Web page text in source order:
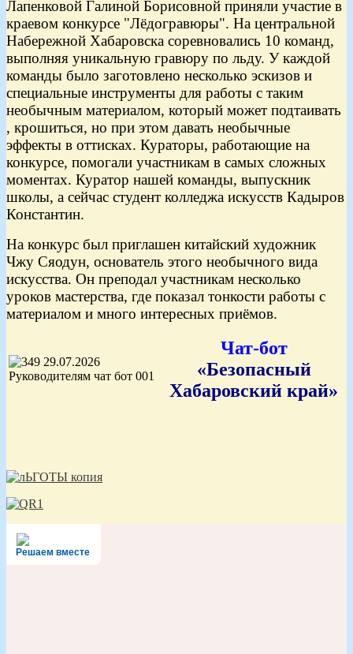
Лапенковой Галиной Борисовной приняли участие в
краевом конкурсе "Лёдогравюры". На центральной
Набережной Хабаровска соревновались 10 команд,
выполняя уникальную гравюру по льду. У каждой
команды было заготовлено несколько эскизов и
специальные инструменты для работы с таким
необычным материалом, который может подтаивать
, крошиться, но при этом давать необычные
эффекты в оттисках. Кураторы, работающие на
конкурсе, помогали участникам в самых сложных
моментах. Куратор нашей команды, выпускник
школы, а сейчас студент колледжа искусств Кадыров
Константин.
На конкурс был приглашен китайский художник
Чжу Сяодун, основатель этого необычного вида
искусства. Он преподал участникам несколько
уроков мастерства, где показал тонкости работы с
материалом и много интересных приёмов.
Чат-бот
«Безопасный
Хабаровский край»
Решаем вместе